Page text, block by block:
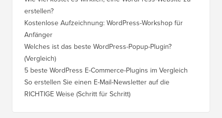
erstellen?
Kostenlose Aufzeichnung: WordPress-Workshop für
Anfänger
Welches ist das beste WordPress-Popup-Plugin?
(Vergleich)
5 beste WordPress E-Commerce-Plugins im Vergleich
So erstellen Sie einen E-Mail-Newsletter auf die
RICHTIGE Weise (Schritt für Schritt)